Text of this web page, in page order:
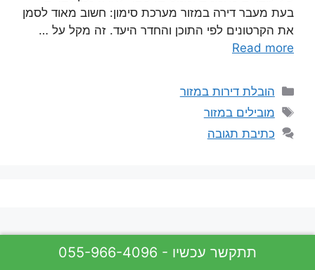
בעת מעבר דירה במזור מערכת סימון: חשוב מאוד לסמן
את הקרטונים לפי התוכן והחדר היעד. זה מקל על …
Read more
קטגוריות
הובלת דירות במזור
תגיות
מובילים במזור
כתיבת תגובה
055-966-4096 - תתקשר עכשיו